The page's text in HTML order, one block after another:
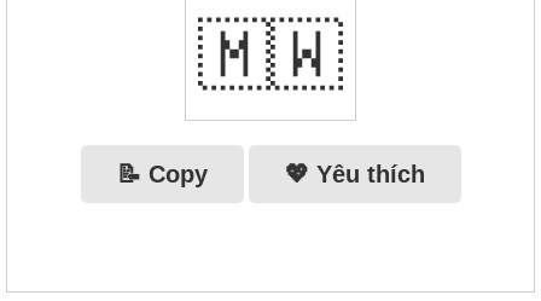
🇲🇼
📝 Copy 💖 Yêu thích